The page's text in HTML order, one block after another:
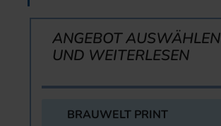
ANGEBOT AUSWÄHLEN
UND WEITERLESEN
BRAUWELT PRINT